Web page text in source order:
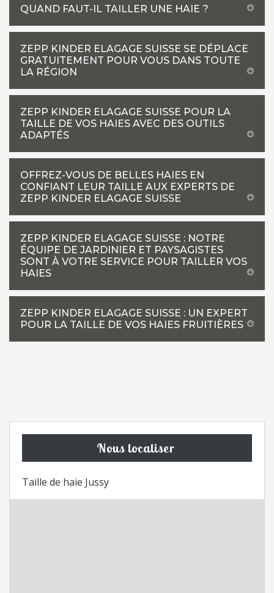
QUAND FAUT-IL TAILLER UNE HAIE ?
ZEPP KINDER ELAGAGE SUISSE SE DÉPLACE
GRATUITEMENT POUR VOUS DANS TOUTE
LA RÉGION
ZEPP KINDER ELAGAGE SUISSE POUR LA
TAILLE DE VOS HAIES AVEC DES OUTILS
ADAPTÉS
OFFREZ-VOUS DE BELLES HAIES EN
CONFIANT LEUR TAILLE AUX EXPERTS DE
ZEPP KINDER ELAGAGE SUISSE
ZEPP KINDER ELAGAGE SUISSE : NOTRE
ÉQUIPE DE JARDINIER ET PAYSAGISTES
SONT À VOTRE SERVICE POUR TAILLER VOS
HAIES
ZEPP KINDER ELAGAGE SUISSE : UN EXPERT
POUR LA TAILLE DE VOS HAIES FRUITIÈRES
Nous localiser
Taille de haie Jussy